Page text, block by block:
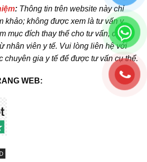
: Thông tin trên website này chỉ
khảo; không được xem là tư vấn y
mục đích thay thế cho tư vấn, chẩn
nhân viên y tế. Vui lòng liên hệ với
chuyên gia y tế để được tư vấn cụ thể.
WEB: